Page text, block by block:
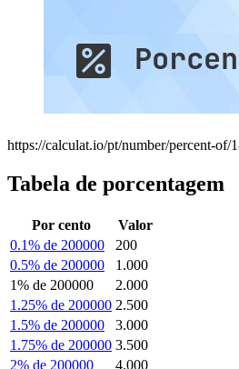
https://calculat.io/pt/number/percent-of/
Tabela de porcentagem
Por cento
Valor
0.1% de 200000
200
0.5% de 200000
1.000
1% de 200000
2.000
1.25% de 200000 2.500
1.5% de 200000
3.000
1.75% de 200000 3.500
2% de 200000
4.000